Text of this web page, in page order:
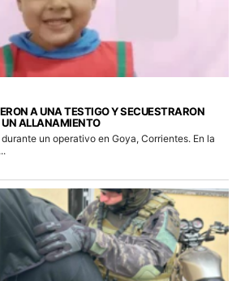
A UNA TESTIGO Y SECUESTRARON
UN ALLANAMIENTO
un operativo en Goya, Corrientes. En la